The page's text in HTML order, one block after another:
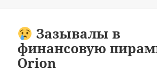
Зазывалы в
финансовую
Orion